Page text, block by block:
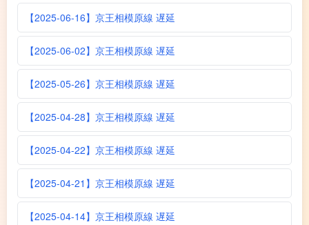
【2025-06-16】京王相模原線 遅延
【2025-06-02】京王相模原線 遅延
【2025-05-26】京王相模原線 遅延
【2025-04-28】京王相模原線 遅延
【2025-04-22】京王相模原線 遅延
【2025-04-21】京王相模原線 遅延
【2025-04-14】京王相模原線 遅延